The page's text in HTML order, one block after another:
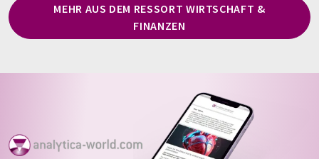
MEHR AUS DEM RESSORT WIRTSCHAFT &
FINANZEN